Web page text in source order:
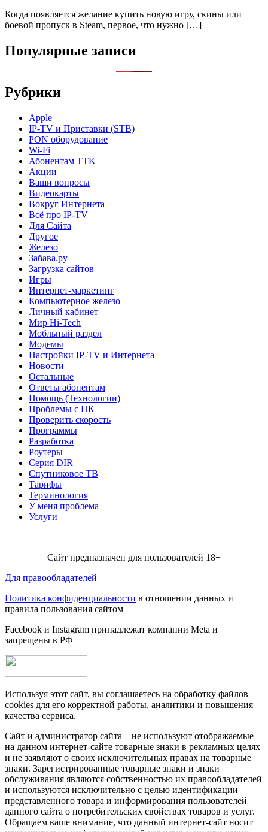
Когда появляется желание купить новую игру, скины или
боевой пропуск в Steam, первое, что нужно […]
Популярные записи
Рубрики
Apple
IP-TV и Приставки (STB)
PON оборудование
Wi-Fi
Абонентам TTK
Акции
Ваши вопросы
Видеокарты
Вокруг Интернета
Всё про IP-TV
Для Сайта
Другое
Железо
Забава.ру
Загрузка сайтов
Игры
Интернет-маркетинг
Компьютерное железо
Личный кабинет
Мир Hi-Tech
Мобльный раздел
Модемы
Настройки IP-TV и Интернета
Новости
Остальные
Ответы абонентам
Помощь (Технологии)
Проблемы с ПК
Проверить скорость
Программы
Разработка
Роутеры
Серия DIR
Спутниковое ТВ
Тарифы
Терминология
У меня проблема
Услуги
Сайт предназначен для пользователей 18+
Для правообладателей
Политика конфиденциальности в отношении данных и
правила пользования сайтом
Facebook и Instagram принадлежат компании Metа и
запрещены в РФ
Используя этот сайт, вы соглашаетесь на обработку файлов
cookies для его корректной работы, аналитики и повышения
качества сервиса.
Сайт и администратор сайта – не используют отображаемые
на данном интернет-сайте товарные знаки в рекламных целях
и не заявляют о своих исключительных правах на товарные
знаки. Зарегистрированные товарные знаки и знаки
обслуживания являются собственностью их правообладателей
и используются исключительно с целью идентификации
представленного товара и информирования пользователей
данного сайта о потребительских свойствах товаров и услуг.
Обращаем ваше внимание, что данный интернет-сайт носит